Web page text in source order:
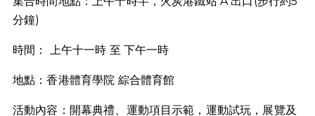
分鐘)
時間： 上午十一時 至 下午一時
地點：香港體育學院 綜合體育館
活動內容：開幕典禮、運動項目示範，運動試玩，展覽及